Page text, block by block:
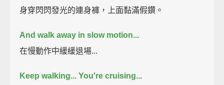
身穿閃閃發光的連身褲，上面黏滿假鑽。
And walk away in slow motion...
在慢動作中緩緩退場...
Keep walking... You're cruising...